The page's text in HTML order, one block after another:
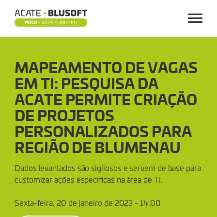
Menu
DE
VAGAS
EM
TI:
PESQUISA
DA
ACATE
MAPEAMENTO DE VAGAS
EM TI: PESQUISA DA
ACATE PERMITE CRIAÇÃO
DE PROJETOS
PERSONALIZADOS PARA
REGIÃO DE BLUMENAU
Dados levantados são sigilosos e servem de base para
customizar ações específicas na área de TI.
Sexta-feira, 20 de janeiro de 2023 - 14:00